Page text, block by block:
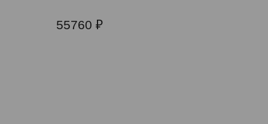
55760